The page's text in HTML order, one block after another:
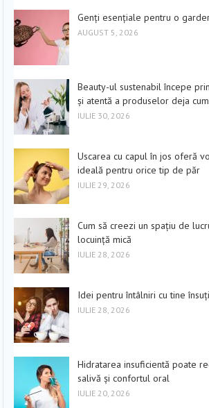
Genți esențiale pentru o
AUGUST 5, 2026
Beauty-ul sustenabil începe
și atentă a produselor deja
IULIE 30, 2026
Uscarea cu capul în jos oferă
ideală pentru orice tip de păr
IULIE 29, 2026
Cum să creezi un spațiu de
locuință mică
IULIE 28, 2026
Idei pentru întâlniri cu tine
IULIE 28, 2026
Hidratarea insuficientă poate
salivă și confortul oral
IULIE 20, 2026